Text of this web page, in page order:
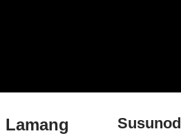
Susunod